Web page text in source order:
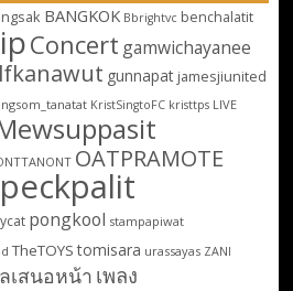
BANGKOK Bbrightvc benchalatit
Concert gamwichayanee
gunnapat jamesjiunited
KristSingtoFC kristtps LIVE
OATPRAMOTE
peckpalit
pongkool stampapiwat
TheTOYS tomisara urassayas ZANI
เสนอหน้า เพลง